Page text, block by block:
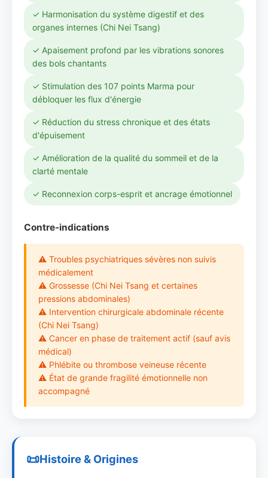
✓ Harmonisation du système digestif et des
organes internes (Chi Nei Tsang)
✓ Apaisement profond par les vibrations sonores
des bols chantants
✓ Stimulation des 107 points Marma pour
débloquer les flux d'énergie
✓ Réduction du stress chronique et des états
d'épuisement
✓ Amélioration de la qualité du sommeil et de la
clarté mentale
✓ Reconnexion corps-esprit et ancrage émotionnel
Contre-indications
⚠ Troubles psychiatriques sévères non suivis
médicalement
⚠ Grossesse (Chi Nei Tsang et certaines
pressions abdominales)
⚠ Intervention chirurgicale abdominale récente
(Chi Nei Tsang)
⚠ Cancer en phase de traitement actif (sauf avis
médical)
⚠ Phlébite ou thrombose veineuse récente
⚠ État de grande fragilité émotionnelle non
accompagné
Histoire & Origines